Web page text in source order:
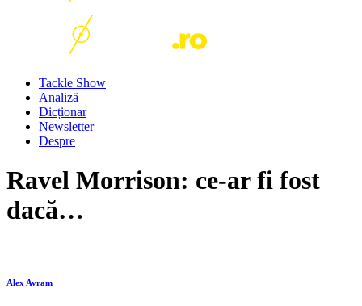
Tackle Show
Analiză
Dicționar
Newsletter
Despre
Ravel Morrison: ce-ar fi fost
dacă…
Alex Avram